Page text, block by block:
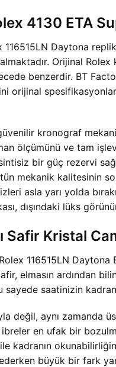
4130 ETA
116515LN Daytona
Orijinal
benzerdir. BT
orijinal
kronograf
ölçümünü ve tam
bir güç rezervi
mekanik kalitesinin
asla yarı yolda
dışındaki lüks
Safir Kristal
116515LN
elmasın ardından
saatinizin
değil, aynı
en ufak bir
kadranın
büyük bir fark